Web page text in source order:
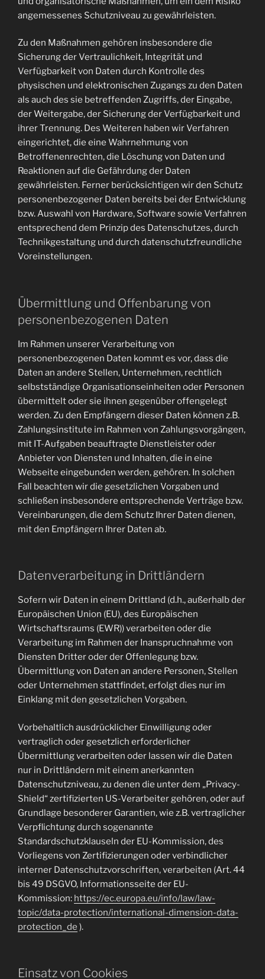
angemessenes Schutzniveau zu gewährleisten.
Zu den Maßnahmen gehören insbesondere die
Sicherung der Vertraulichkeit, Integrität und
Verfügbarkeit von Daten durch Kontrolle des
physischen und elektronischen Zugangs zu den Daten
als auch des sie betreffenden Zugriffs, der Eingabe,
der Weitergabe, der Sicherung der Verfügbarkeit und
ihrer Trennung. Des Weiteren haben wir Verfahren
eingerichtet, die eine Wahrnehmung von
Betroffenenrechten, die Löschung von Daten und
Reaktionen auf die Gefährdung der Daten
gewährleisten. Ferner berücksichtigen wir den Schutz
personenbezogener Daten bereits bei der Entwicklung
bzw. Auswahl von Hardware, Software sowie Verfahren
entsprechend dem Prinzip des Datenschutzes, durch
Technikgestaltung und durch datenschutzfreundliche
Voreinstellungen.
Übermittlung und Offenbarung von
personenbezogenen Daten
Im Rahmen unserer Verarbeitung von
personenbezogenen Daten kommt es vor, dass die
Daten an andere Stellen, Unternehmen, rechtlich
selbstständige Organisationseinheiten oder Personen
übermittelt oder sie ihnen gegenüber offengelegt
werden. Zu den Empfängern dieser Daten können z.B.
Zahlungsinstitute im Rahmen von Zahlungsvorgängen,
mit IT-Aufgaben beauftragte Dienstleister oder
Anbieter von Diensten und Inhalten, die in eine
Webseite eingebunden werden, gehören. In solchen
Fall beachten wir die gesetzlichen Vorgaben und
schließen insbesondere entsprechende Verträge bzw.
Vereinbarungen, die dem Schutz Ihrer Daten dienen,
mit den Empfängern Ihrer Daten ab.
Datenverarbeitung in Drittländern
Sofern wir Daten in einem Drittland (d.h., außerhalb der
Europäischen Union (EU), des Europäischen
Wirtschaftsraums (EWR)) verarbeiten oder die
Verarbeitung im Rahmen der Inanspruchnahme von
Diensten Dritter oder der Offenlegung bzw.
Übermittlung von Daten an andere Personen, Stellen
oder Unternehmen stattfindet, erfolgt dies nur im
Einklang mit den gesetzlichen Vorgaben.
Vorbehaltlich ausdrücklicher Einwilligung oder
vertraglich oder gesetzlich erforderlicher
Übermittlung verarbeiten oder lassen wir die Daten
nur in Drittländern mit einem anerkannten
Datenschutzniveau, zu denen die unter dem „Privacy-
Shield“ zertifizierten US-Verarbeiter gehören, oder auf
Grundlage besonderer Garantien, wie z.B. vertraglicher
Verpflichtung durch sogenannte
Standardschutzklauseln der EU-Kommission, des
Vorliegens von Zertifizierungen oder verbindlicher
interner Datenschutzvorschriften, verarbeiten (Art. 44
bis 49 DSGVO, Informationsseite der EU-
Kommission: https://ec.europa.eu/info/law/law-
topic/data-protection/international-dimension-data-
protection_de ).
Einsatz von Cookies